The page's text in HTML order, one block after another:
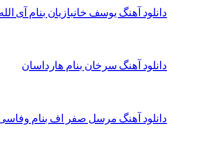
دانلود آهنگ یوسف خانبازیان بنام آی
دانلود آهنگ سرخان بنام هارداسان
دانلود آهنگ مرسل صفر اف بنام